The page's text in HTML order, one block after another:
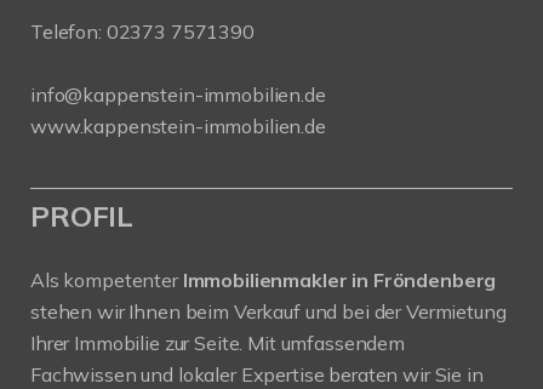
Telefon: 02373 7571390
info@kappenstein-immobilien.de
www.kappenstein-immobilien.de
PROFIL
Als kompetenter Immobilienmakler in Fröndenberg
stehen wir Ihnen beim Verkauf und bei der Vermietung
Ihrer Immobilie zur Seite. Mit umfassendem
Fachwissen und lokaler Expertise beraten wir Sie in